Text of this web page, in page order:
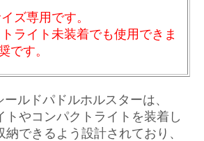
ズ専用です。
ライト未装着でも使用できま
です。
ールドパドルホルスターは、
トやコンパクトライトを装着し
できるよう設計されており、